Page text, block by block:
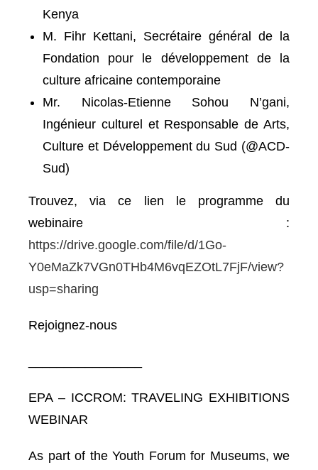
Kenya
M. Fihr Kettani, Secrétaire général de la
Fondation pour le développement de la
culture africaine contemporaine
Mr. Nicolas-Etienne Sohou N’gani,
Ingénieur culturel et Responsable de Arts,
Culture et Développement du Sud (@ACD-
Sud)
Trouvez, via ce lien le programme du
webinaire :
https://drive.google.com/file/d/1Go-
Y0eMaZk7VGn0THb4M6vqEZOtL7FjF/view?
usp=sharing
Rejoignez-nous
EPA – ICCROM: TRAVELING EXHIBITIONS
WEBINAR
As part of the Youth Forum for Museums, we